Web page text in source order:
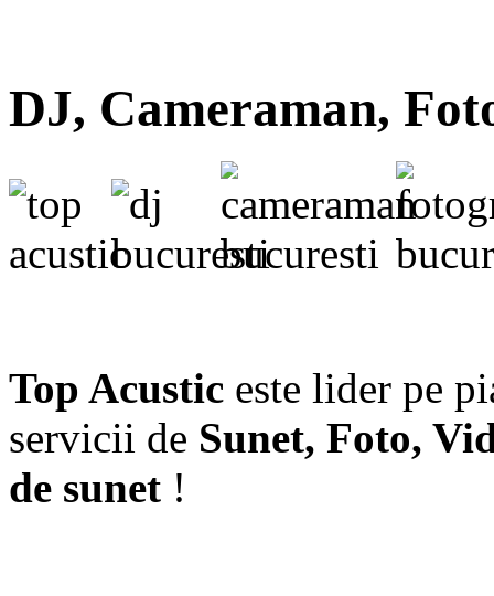
DJ, Cameraman,
Top Acustic este lider pe
servicii de Sunet, Foto,
de sunet !